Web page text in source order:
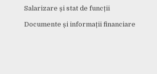
Salarizare și stat de funcții
Documente și informații financiare